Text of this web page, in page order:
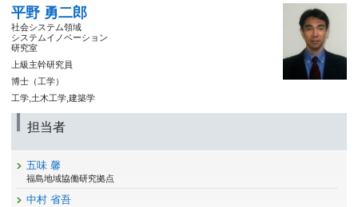
平野 勇二郎
社会システム領域
システムイノベーション
研究室
上級主幹研究員
博士（工学）
工学,土木工学,建築学
担当者
五味 馨
福島地域協働研究拠点
中村 省吾